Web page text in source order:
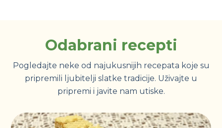
Odabrani recepti
Pogledajte neke od najukusnijih recepata koje su
pripremili ljubitelji slatke tradicije. Uživajte u
pripremi i javite nam utiske.